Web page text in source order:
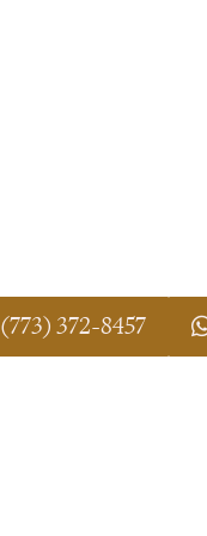
(773) 372-8457